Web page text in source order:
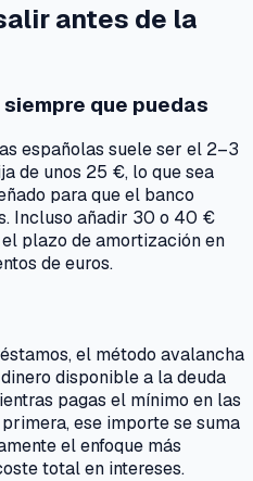
antes de la
que puedas
españolas suele ser el 2–3
de unos 25 €, lo que sea
para que el banco
Incluso añadir 30 o 40 €
plazo de amortización en
de euros.
el método avalancha
disponible a la deuda
pagas el mínimo en las
ese importe se suma
el enfoque más
total en intereses.